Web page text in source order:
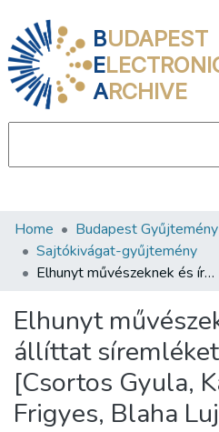
BUDAPEST
E
ARCHIVE
Communities & Collections
All of DSpace
About us
Home Budapest Gyűjtemény
Sajtókivágat-gyűjtemény
Elhunyt művészeknek és íróknak állíttat síremléket Budapest [Csortos Gyula, Karinthy Frigyes, Blaha Lujza]
Elhunyt
állíttat
[Csortos Gyula,
Frigyes, Blaha